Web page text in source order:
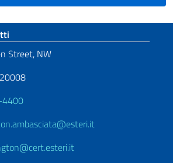
Street, NW
4400